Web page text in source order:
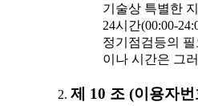
기술상 특별한
24시간(00:00-
정기점검등의
이나 시간은 그
제 10 조 (이용자